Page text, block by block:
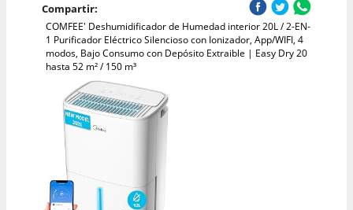
Compartir:
COMFEE' Deshumidificador de Humedad interior 20L / 2-EN-
1 Purificador Eléctrico Silencioso con Ionizador, App/WIFI, 4
modos, Bajo Consumo con Depósito Extraible | Easy Dry 20
hasta 52 m² / 150 m³